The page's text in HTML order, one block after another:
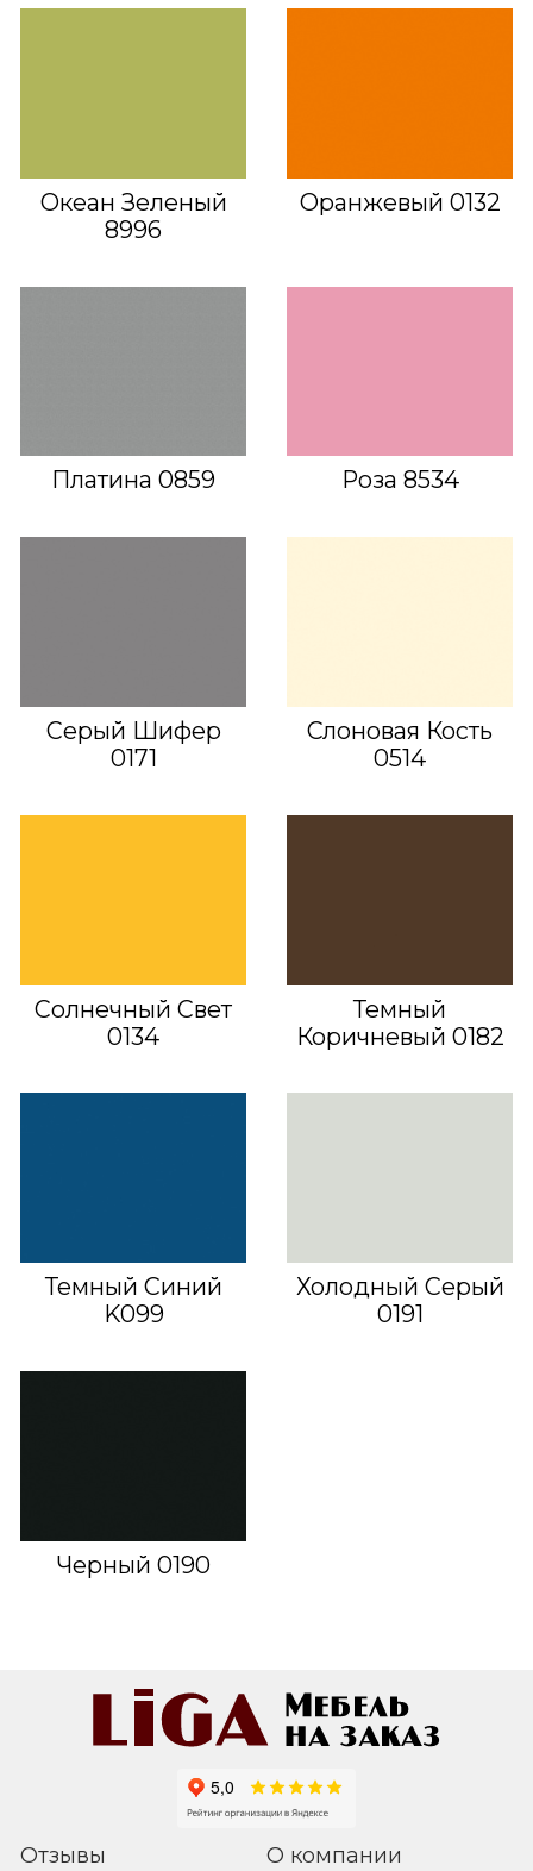
Океан Зеленый
8996
Оранжевый 0132
Платина 0859 Роза 8534
Серый Шифер
0171
Слоновая Кость
0514
Солнечный Свет
0134
Темный
Коричневый 0182
Темный Синий
K099
Холодный Серый
0191
Черный 0190
Отзывы О компании